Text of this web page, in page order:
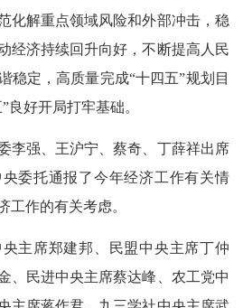
化解重点领域风险和外部冲击，稳
经济持续回升向好，不断提高人民
稳定，高质量完成“十四五”规划目
良好开局打牢基础。
强、王沪宁、蔡奇、丁薛祥出席
委托通报了今年经济工作有关情
工作的有关考虑。
席郑建邦、民盟中央主席丁仲
、民进中央主席蔡达峰、农工党中